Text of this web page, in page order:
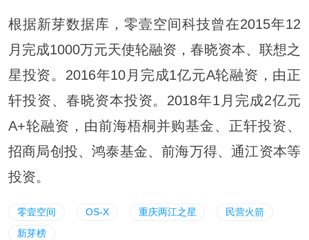
根据新芽数据库，零壹空间科技曾在2015年12
月完成1000万元天使轮融资，春晓资本、联想之
星投资。2016年10月完成1亿元A轮融资，由正
轩投资、春晓资本投资。2018年1月完成2亿元
A+轮融资，由前海梧桐并购基金、正轩投资、
招商局创投、鸿泰基金、前海万得、通江资本等
投资。
零壹空间 OS-X 重庆两江之星
民营火箭
新芽榜